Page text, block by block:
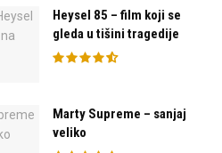
Heysel 85 – film koji se
gleda u tišini tragedije
Marty Supreme – sanjaj
veliko